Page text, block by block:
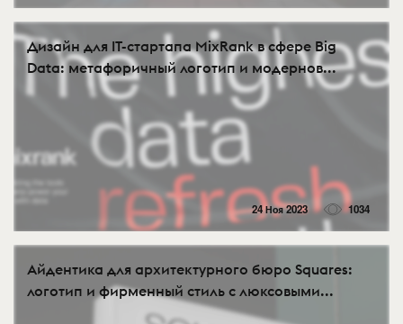
Дизайн для IT-стартапа MixRank в сфере Big
Data: метафоричный логотип и модернов...
24 Ноя 2023 1034
Айдентика для архитектурного бюро Squares:
логотип и фирменный стиль с люксовыми...